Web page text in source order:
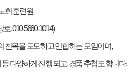
회 훈련원
로. 010-5660-1014)
친목을 도모하고 연합하는 모임이며,
다양하게 진행 되고,경품 추첨도 합니다.